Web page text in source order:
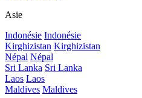
Asie
Indonésie Indonésie
Kirghizistan Kirghizistan
Népal Népal
Sri Lanka Sri Lanka
Laos Laos
Maldives Maldives